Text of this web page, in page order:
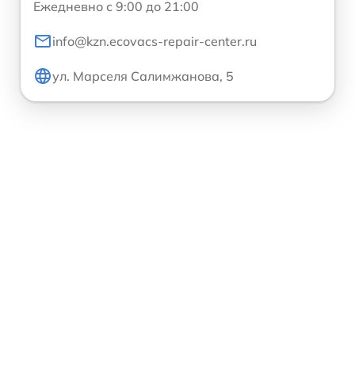
Ежедневно с 9:00 до 21:00
info@kzn.ecovacs-repair-center.ru
ул. Марселя Салимжанова, 5